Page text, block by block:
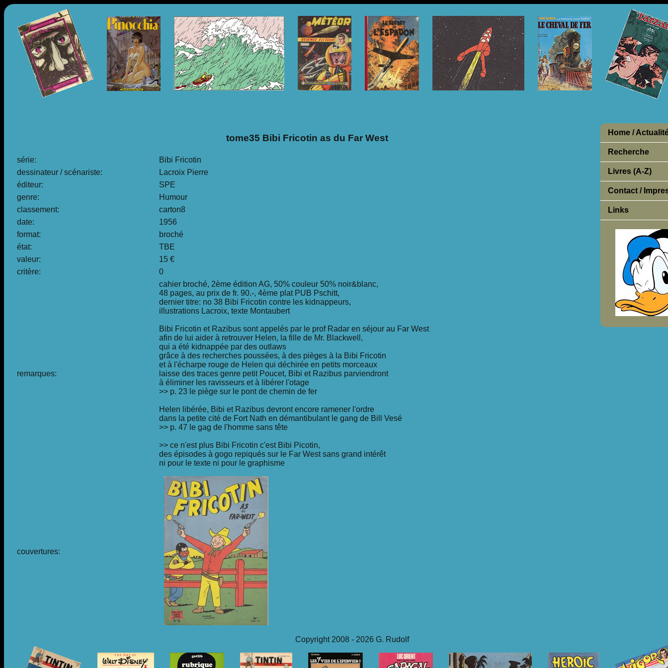
Home /
Recherche
Livres (A-Z)
Contact /
Links
tome35 Bibi Fricotin as du Far West
série:
Bibi Fricotin
dessinateur / scénariste:
Lacroix Pierre
éditeur:
SPE
genre:
Humour
classement:
carton8
date:
1956
format:
broché
état:
TBE
valeur:
15 €
critère:
0
remarques:
cahier broché, 2ème édition AG, 50% couleur 50% noir&blanc,
48 pages, au prix de fr. 90.-, 4ème plat PUB Pschitt,
dernier titre: no 38 Bibi Fricotin contre les kidnappeurs,
illustrations Lacroix, texte Montaubert
Bibi Fricotin et Razibus sont appelés par le prof Radar en séjour au Far West
afin de lui aider à retrouver Helen, la fille de Mr. Blackwell,
qui a été kidnappée par des outlaws
grâce à des recherches poussées, à des pièges à la Bibi Fricotin
et à l'écharpe rouge de Helen qui déchirée en petits morceaux
laisse des traces genre petit Poucet, Bibi et Razibus parviendront
à éliminer les ravisseurs et à libérer l'otage
>> p. 23 le piège sur le pont de chemin de fer
Helen libérée, Bibi et Razibus devront encore ramener l'ordre
dans la petite cité de Fort Nath en démantibulant le gang de Bill Vesé
>> p. 47 le gag de l'homme sans tête
>> ce n'est plus Bibi Fricotin c'est Bibi Picotin,
des épisodes à gogo repiqués sur le Far West sans grand intérêt
ni pour le texte ni pour le graphisme
couvertures:
Copyright 2008 - 2026 G. Rudolf